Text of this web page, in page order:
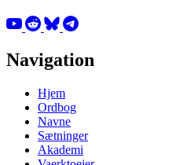
Navigation
Hjem
Ordbog
Navne
Sætninger
Akademi